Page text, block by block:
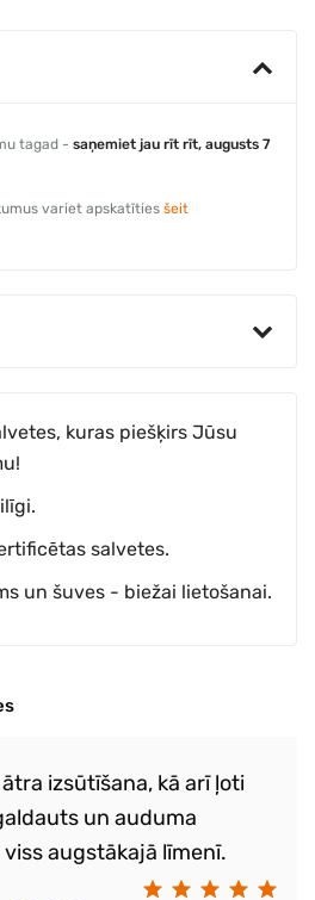
tagad - saņemiet jau rīt rīt, augusts 7
variet apskatīties šeit
kuras piešķirs Jūsu
salvetes.
un šuves - biežai lietošanai.
izsūtīšana, kā arī ļoti
un auduma
viss augstākajā līmenī.